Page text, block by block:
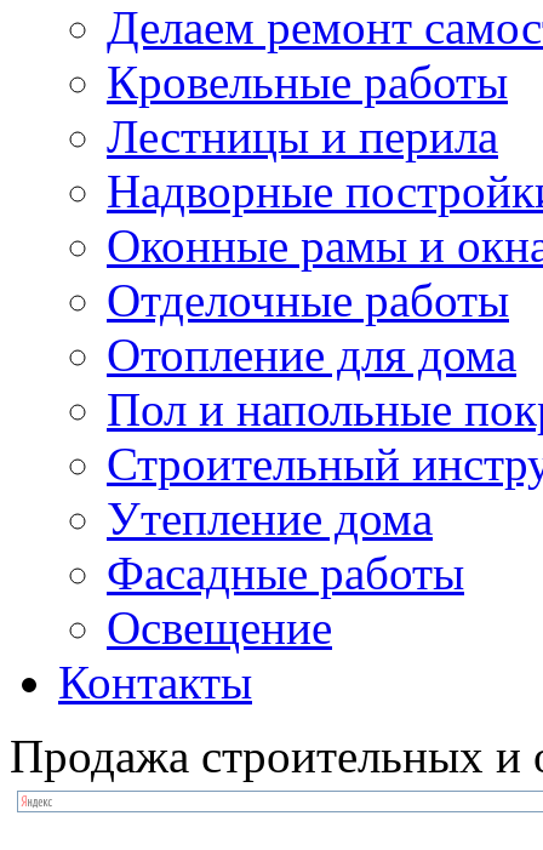
Делаем ремонт
Кровельные работы
Лестницы и перила
Надворные
Оконные рамы и
Отделочные работы
Отопление для дома
Пол и напольные
Строительный
Утепление дома
Фасадные работы
Освещение
Контакты
Продажа строительных и